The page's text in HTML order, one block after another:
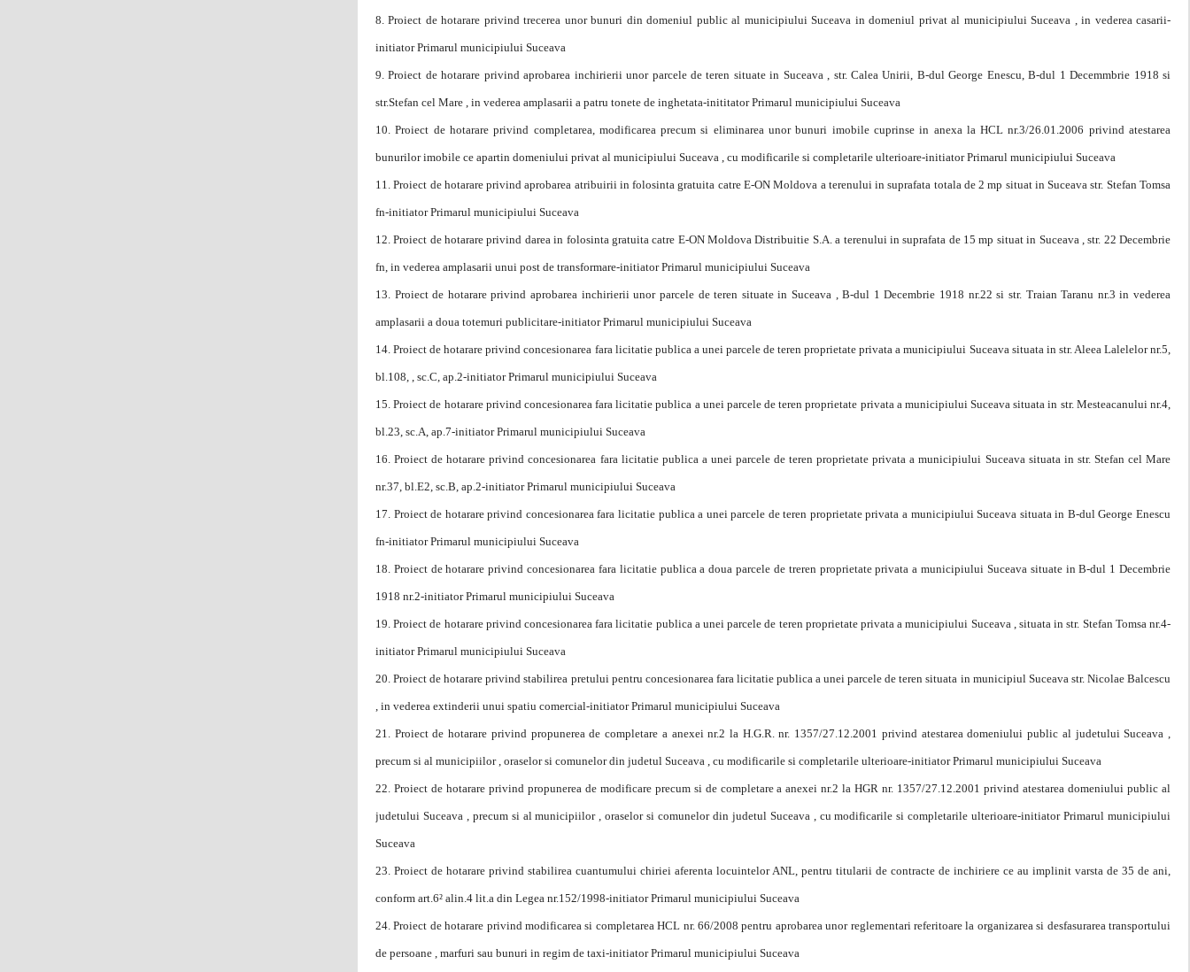
8. Proiect de hotarare privind trecerea unor bunuri din domeniul public al municipiului Suceava in domeniul privat al municipiului Suceava , in vederea casarii-
initiator Primarul municipiului Suceava
9. Proiect de hotarare privind aprobarea inchirierii unor parcele de teren situate in Suceava , str. Calea Unirii, B-dul George Enescu, B-dul 1 Decemmbrie 1918 si
str.Stefan cel Mare , in vederea amplasarii a patru tonete de inghetata-inititator Primarul municipiului Suceava
10.Proiect de hotarare privind completarea, modificarea precum si eliminarea unor bunuri imobile cuprinse in anexa la HCL nr.3/26.01.2006 privind atestarea
bunurilor imobile ce apartin domeniului privat al municipiului Suceava , cu modificarile si completarile ulterioare-initiator Primarul municipiului Suceava
11.Proiect de hotarare privind aprobarea atribuirii in folosinta gratuita catre E-ON Moldova a terenului in suprafata totala de 2 mp situat in Suceava str. Stefan Tomsa
fn-initiator Primarul municipiului Suceava
12.Proiect de hotarare privind darea in folosinta gratuita catre E-ON Moldova Distribuitie S.A. a terenului in suprafata de 15 mp situat in Suceava , str. 22 Decembrie
fn, in vederea amplasarii unui post de transformare-initiator Primarul municipiului Suceava
13. Proiect de hotarare privind aprobarea inchirierii unor parcele de teren situate in Suceava , B-dul 1 Decembrie 1918 nr.22 si str. Traian Taranu nr.3 in vederea
amplasarii a doua totemuri publicitare-initiator Primarul municipiului Suceava
14.Proiect de hotarare privind concesionarea fara licitatie publica a unei parcele de teren proprietate privata a municipiului Suceava situata in str. Aleea Lalelelor nr.5,
bl.108, , sc.C, ap.2-initiator Primarul municipiului Suceava
15.Proiect de hotarare privind concesionarea fara licitatie publica a unei parcele de teren proprietate privata a municipiului Suceava situata in str. Mesteacanului nr.4,
bl.23, sc.A, ap.7-initiator Primarul municipiului Suceava
16.Proiect de hotarare privind concesionarea fara licitatie publica a unei parcele de teren proprietate privata a municipiului Suceava situata in str. Stefan cel Mare
nr.37, bl.E2, sc.B, ap.2-initiator Primarul municipiului Suceava
17. Proiect de hotarare privind concesionarea fara licitatie publica a unei parcele de teren proprietate privata a municipiului Suceava situata in B-dul George Enescu
fn-initiator Primarul municipiului Suceava
18. Proiect de hotarare privind concesionarea fara licitatie publica a doua parcele de treren proprietate privata a municipiului Suceava situate in B-dul 1 Decembrie
1918 nr.2-initiator Primarul municipiului Suceava
19.Proiect de hotarare privind concesionarea fara licitatie publica a unei parcele de teren proprietate privata a municipiului Suceava , situata in str. Stefan Tomsa nr.4-
initiator Primarul municipiului Suceava
20.Proiect de hotarare privind stabilirea pretului pentru concesionarea fara licitatie publica a unei parcele de teren situata in municipiul Suceava str. Nicolae Balcescu
, in vederea extinderii unui spatiu comercial-initiator Primarul municipiului Suceava
21. Proiect de hotarare privind propunerea de completare a anexei nr.2 la H.G.R. nr. 1357/27.12.2001 privind atestarea domeniului public al judetului Suceava ,
precum si al municipiilor , oraselor si comunelor din judetul Suceava , cu modificarile si completarile ulterioare-initiator Primarul municipiului Suceava
22. Proiect de hotarare privind propunerea de modificare precum si de completare a anexei nr.2 la HGR nr. 1357/27.12.2001 privind atestarea domeniului public al
judetului Suceava , precum si al municipiilor , oraselor si comunelor din judetul Suceava , cu modificarile si completarile ulterioare-initiator Primarul municipiului
Suceava
23. Proiect de hotarare privind stabilirea cuantumului chiriei aferenta locuintelor ANL, pentru titularii de contracte de inchiriere ce au implinit varsta de 35 de ani,
conform art.6² alin.4 lit.a din Legea nr.152/1998-initiator Primarul municipiului Suceava
24.Proiect de hotarare privind modificarea si completarea HCL nr. 66/2008 pentru aprobarea unor reglementari referitoare la organizarea si desfasurarea transportului
de persoane , marfuri sau bunuri in regim de taxi-initiator Primarul municipiului Suceava